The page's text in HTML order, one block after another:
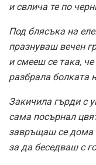
и свлича те по
Под блясъка на
празнуваш вечен
и смееш се така,
разбрала болката
Закичила гърди с
сама посърнал
завръщаш се дома
за да беседваш с